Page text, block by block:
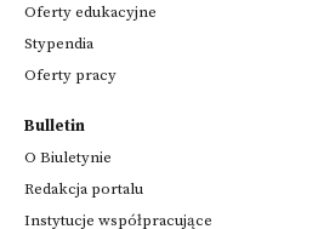
Oferty edukacyjne
Stypendia
Oferty pracy
Bulletin
O Biuletynie
Redakcja portalu
Instytucje współpracujące